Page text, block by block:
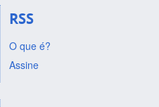
RSS
O que é?
Assine